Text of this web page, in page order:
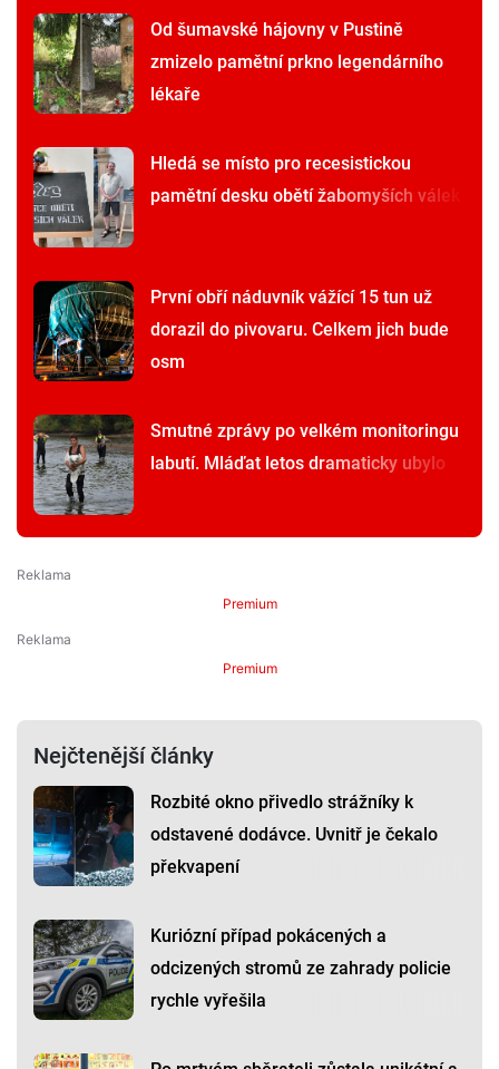
Od šumavské hájovny v Pustině
zmizelo pamětní prkno legendárního
lékaře
Hledá se místo pro recesistickou
pamětní desku obětí žabomyších válek
První obří náduvník vážící 15 tun už
dorazil do pivovaru. Celkem jich bude
osm
Smutné zprávy po velkém monitoringu
labutí. Mláďat letos dramaticky ubylo
Premium
Premium
Nejčtenější články
Rozbité okno přivedlo strážníky k
odstavené dodávce. Uvnitř je čekalo
překvapení
Kuriózní případ pokácených a
odcizených stromů ze zahrady policie
rychle vyřešila